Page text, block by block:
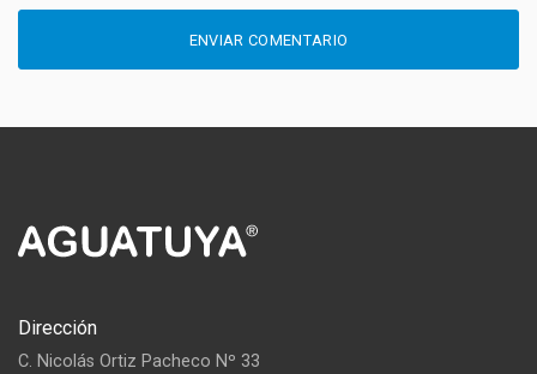
ENVIAR COMENTARIO
Dirección
C. Nicolás Ortiz Pacheco Nº 33